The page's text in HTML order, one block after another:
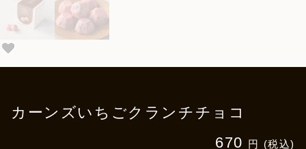
カーンズいちごクランチチョコ
670 円 (税込)